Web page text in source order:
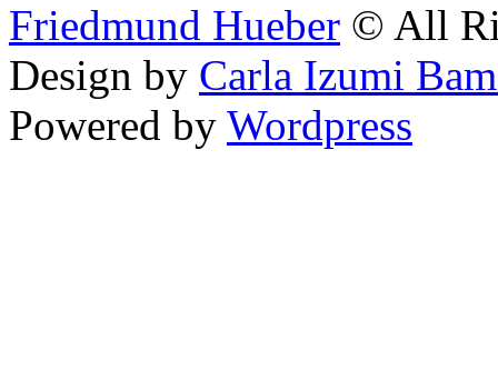
Friedmund Hueber © All
Design by Carla Izumi
Powered by Wordpress